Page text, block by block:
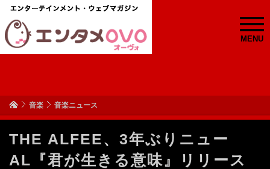
MENU
音楽 音楽ニュース
THE ALFEE、3年ぶりニュー
AL『君が生きる意味』リリース